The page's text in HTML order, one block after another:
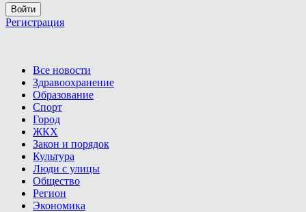
Войти
Регистрация
Все новости
Здравоохранение
Образование
Спорт
Город
ЖКХ
Закон и порядок
Культура
Люди с улицы
Общество
Регион
Экономика